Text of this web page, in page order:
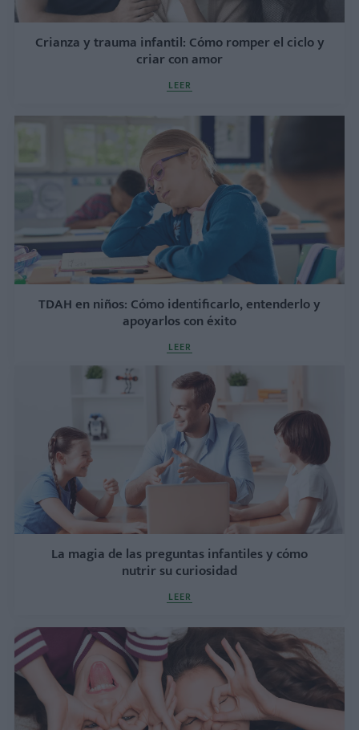
Crianza y trauma infantil: Cómo romper el ciclo y
criar con amor
LEER
TDAH en niños: Cómo identificarlo, entenderlo y
apoyarlos con éxito
LEER
La magia de las preguntas infantiles y cómo
nutrir su curiosidad
LEER